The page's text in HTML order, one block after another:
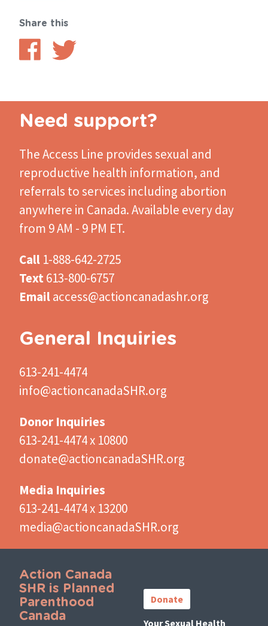
Share this
Share
Need support?
The Access Line provides sexual and
reproductive health information, and
referrals to services including abortion
anywhere in Canada. Available every day
from 9 AM - 9 PM ET.
Call 1-888-642-2725
Text613-800-6757
Emailaccess@actioncanadashr.org
General Inquiries
613-241-4474
info@actioncanadaSHR.org
Donor Inquiries
613-241-4474 x 10800
donate@actioncanadaSHR.org
Media Inquiries
613-241-4474 x 13200
media@actioncanadaSHR.org
Action Canada
SHR is Planned
Parenthood
Canada
Links
Donate
Your Sexual Health